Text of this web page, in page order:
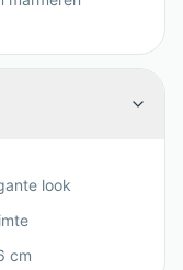
look
cm